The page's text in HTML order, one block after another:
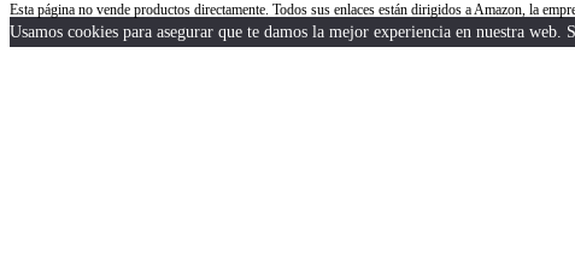
Esta página no vende productos directamente. Todos sus enlaces están dirigidos a Amazon, la
Usamos cookies para asegurar que te damos la mejor experiencia en nuestra